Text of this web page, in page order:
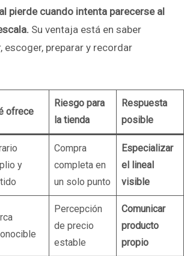
pierde cuando intenta parecerse al
Su ventaja está en saber
escoger, preparar y recordar
ofrece
Riesgo para
la tienda
Respuesta
posible
y
Compra
completa en
un solo punto
Especializar
el lineal
visible
Percepción
de precio
estable
Comunicar
producto
propio